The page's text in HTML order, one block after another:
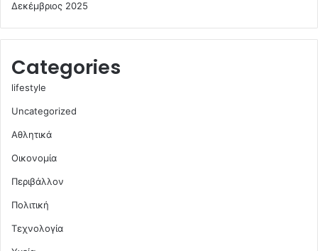
Δεκέμβριος 2025
Categories
lifestyle
Uncategorized
Αθλητικά
Οικονομία
Περιβάλλον
Πολιτική
Τεχνολογία